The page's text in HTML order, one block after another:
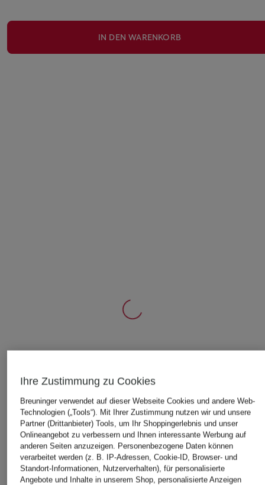
IN DEN WARENKORB
Ihre Zustimmung zu Cookies
Breuninger verwendet auf dieser Webseite Cookies und andere Web-
Technologien („Tools“). Mit Ihrer Zustimmung nutzen wir und unsere
Partner (Drittanbieter) Tools, um Ihr Shoppingerlebnis und unser
Onlineangebot zu verbessern und Ihnen interessante Werbung auf
anderen Seiten anzuzeigen. Personenbezogene Daten können
verarbeitet werden (z. B. IP-Adressen, Cookie-ID, Browser- und
Standort-Informationen, Nutzerverhalten), für personalisierte
Angebote und Inhalte in unserem Shop, personalisierte Anzeigen